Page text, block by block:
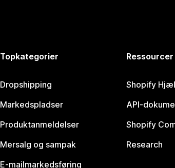
Topkategorier
Dropshipping
Markedspladser
Produktanmeldelser
Mersalg og sampak
E-mailmarkedsføring
Ressourcer
Shopify
API-
Shopify
Research